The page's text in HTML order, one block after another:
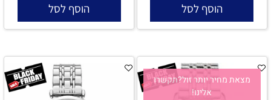
הוסף לסל הוסף לסל
מצאת מחיר יותר זול?תקשרו
אלינו!